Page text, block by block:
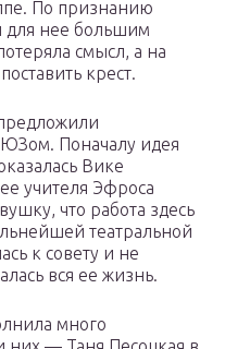
По признанию
для нее большим
смысл, а на
крест.
Поначалу идея
Вике
учителя Эфроса
что работа здесь
театральной
к совету и не
вся ее жизнь.
много